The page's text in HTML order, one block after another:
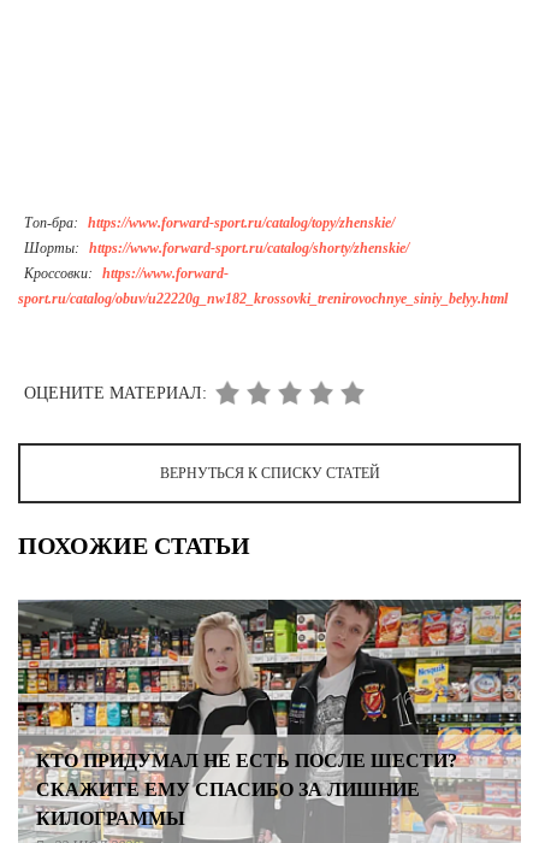
Топ-бра:
https://www.forward-sport.ru/catalog/topy/zhenskie/
Шорты:
https://www.forward-sport.ru/catalog/shorty/zhenskie/
Кроссовки:
https://www.forward-
sport.ru/catalog/obuv/u22220g_nw182_krossovki_trenirovochnye_siniy_belyy.html
ОЦЕНИТЕ МАТЕРИАЛ:
ВЕРНУТЬСЯ К СПИСКУ СТАТЕЙ
ПОХОЖИЕ СТАТЬИ
КТО ПРИДУМАЛ НЕ ЕСТЬ ПОСЛЕ ШЕСТИ?
СКАЖИТЕ ЕМУ СПАСИБО ЗА ЛИШНИЕ
КИЛОГРАММЫ